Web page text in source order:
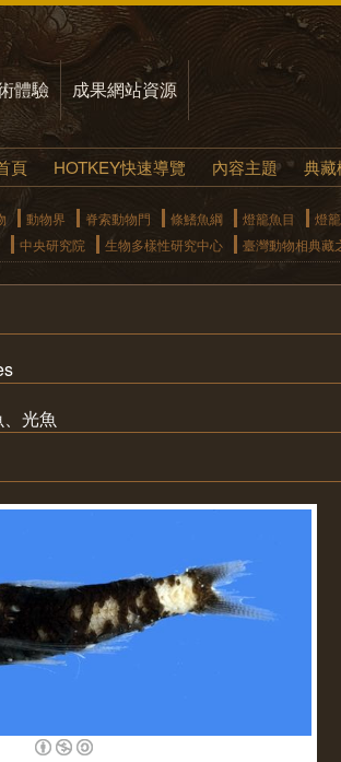
體驗 成果網站資源
頁 HOTKEY快速導覽 內容主題 典藏
動物界 脊索動物門 條鰭魚綱 燈籠魚目
燈
中央研究院 生物多樣性研究中心 臺灣動物相典藏
光魚